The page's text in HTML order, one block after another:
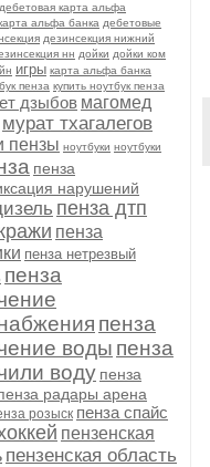
дебетовая карта альфа
альфа банка дебетовые
дезинсекция нижний
нн дойки дойки ком
игры карта альфа банка
пенза купить ноутбук пенза
дзыбов магомед
мурат тхагалегов
пензы ноутбуки ноутбуки
пенза
нарушений
пенза дтп
пенза
пенза нетрезвый
пенза
пенза
воды пенза
воду пенза
радары арена
розыск пенза спайс
пензенская
пензенская область